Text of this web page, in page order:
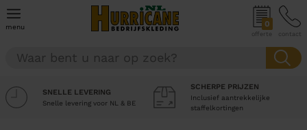
menu 0
offerte contact
SNELLE LEVERING
Snelle levering voor NL & BE
SCHERPE PRIJZEN
Inclusief aantrekkelijke
staffelkortingen